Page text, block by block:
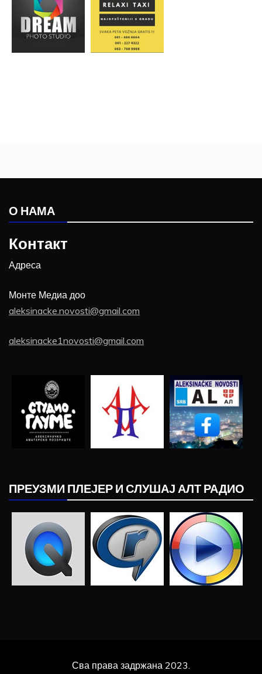
О НАМА
Контакт
Адреса
Монте Медиа доо
aleksinacke.novosti@gmail.com
aleksinacke1novosti@gmail.com
ПРЕУЗМИ ПЛЕЈЕР И СЛУШАЈ АЛТ РАДИО
Сва права задржана 2023.